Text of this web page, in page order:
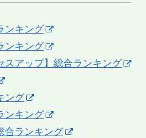
ンキング
ンキング
スアップ】総合ランキング
ング
ンキング
合ランキング